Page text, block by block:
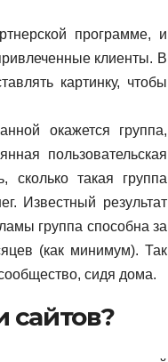
программе, и
клиенты. В
картинку, чтобы
окажется группа,
пользовательская
сколько такая группа
Известный результат
группа способна за
(как минимум). Так
сидя дома.
сайтов?